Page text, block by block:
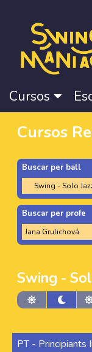
Cursos
Cursos
Buscar per ball
Buscar per profe
Swing -
PT - Principiants